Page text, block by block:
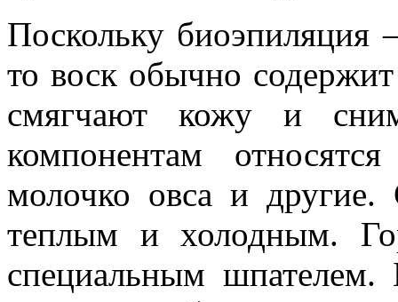
Поскольку биоэпиляция
то воск обычно
смягчают кожу и
компонентам
молочко овса и
теплым и холодным.
специальным шпателем.